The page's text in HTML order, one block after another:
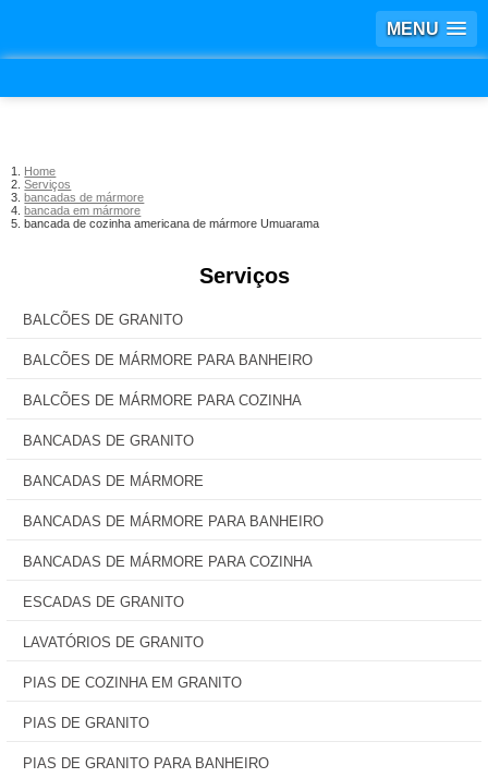
MENU
Home
Serviços
bancadas de mármore
bancada em mármore
bancada de cozinha americana de mármore Umuarama
Serviços
BALCÕES DE GRANITO
BALCÕES DE MÁRMORE PARA BANHEIRO
BALCÕES DE MÁRMORE PARA COZINHA
BANCADAS DE GRANITO
BANCADAS DE MÁRMORE
BANCADAS DE MÁRMORE PARA BANHEIRO
BANCADAS DE MÁRMORE PARA COZINHA
ESCADAS DE GRANITO
LAVATÓRIOS DE GRANITO
PIAS DE COZINHA EM GRANITO
PIAS DE GRANITO
PIAS DE GRANITO PARA BANHEIRO